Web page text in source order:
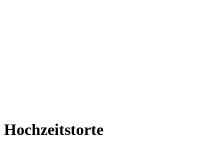
Hochzeitstorte